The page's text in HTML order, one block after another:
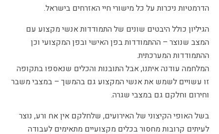
הדרמטיות ניכרות על כל מישורי חיי האזרחים בישראל.
הגיליון כולל היבטים שונים של התמודדות אנשי מקצוע עם
המצב שנוצר – ההתמודדות בפן האישי ובפן המקצועי וכן
ההתמודדות המערכתית.
המלחמה עודנה איתנו, אבל התובנות והכלים שנאספו בתקופה
זו עשויים לשמש את אנשי המקצוע גם בהמשך – במצבי משבר
וחירום וחלקם גם במצבי שגרה.
בשל האופי הקיצוני של האירועים, שלחלקם אין אח ורע, נוצר
לעיתים קרובות מחסור בכלים מקצועיים מתאימים לעבודה